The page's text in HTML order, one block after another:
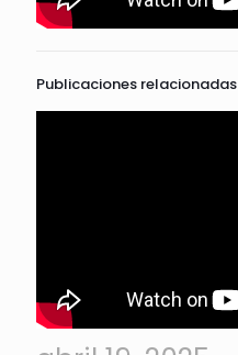
Publicaciones relacionadas